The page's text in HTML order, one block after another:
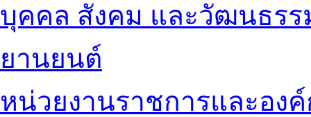
บุคคล สังคม และวัฒนธรร
ยานยนต์
หน่วยงานราชการและอง